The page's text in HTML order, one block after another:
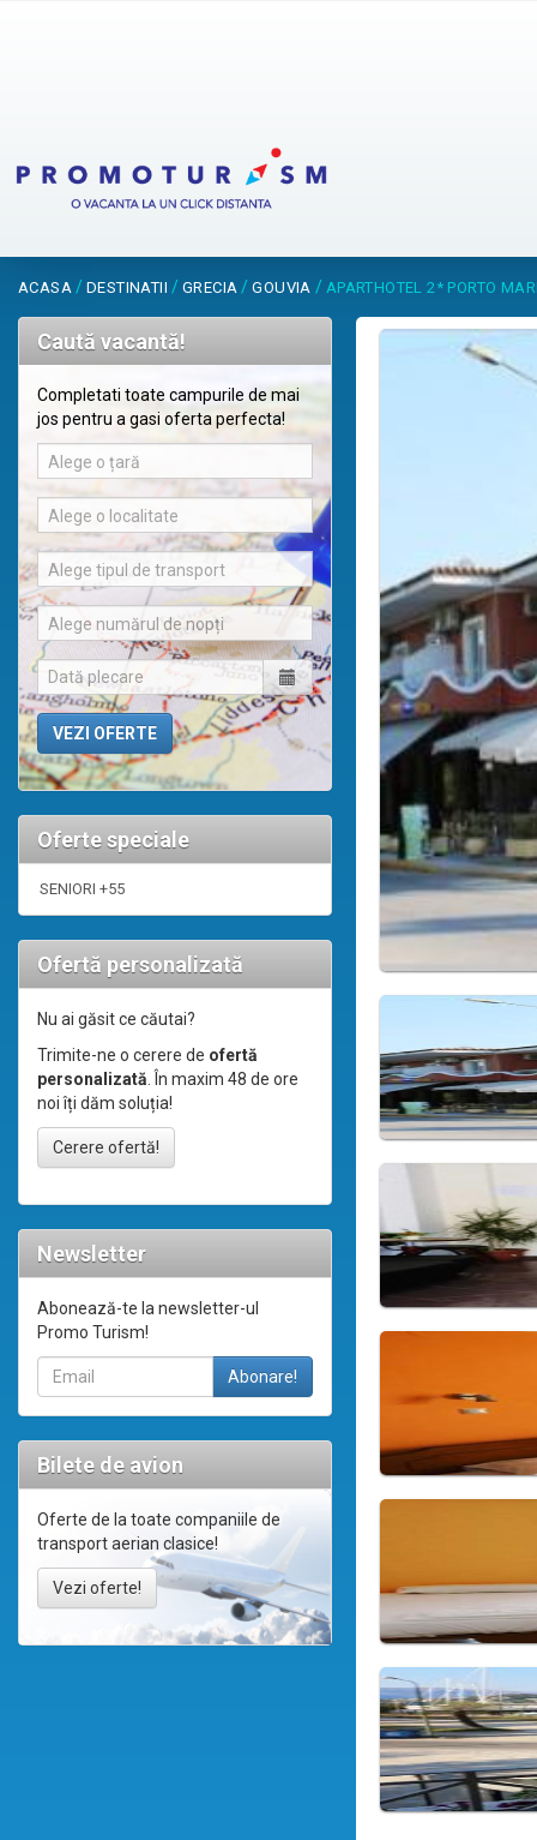
ACASA / DESTINATII / GRECIA /GOUVIA / APARTHOTEL 2* PORTO
Caută vacantă!
Completati toate campurile de mai
jos pentru a gasi oferta perfecta!
Alege o țară
Alege o localitate
Alege tipul de transport
Alege numărul de nopți
Oferte speciale
SENIORI +55
Ofertă personalizată
Nu ai găsit ce căutai?
Trimite-ne o cerere de ofertă
personalizată. În maxim 48 de ore
noi îți dăm soluția!
Cerere ofertă!
Newsletter
Abonează-te la newsletter-ul
Promo Turism!
Bilete de avion
Oferte de la toate companiile de
transport aerian clasice!
Vezi oferte!